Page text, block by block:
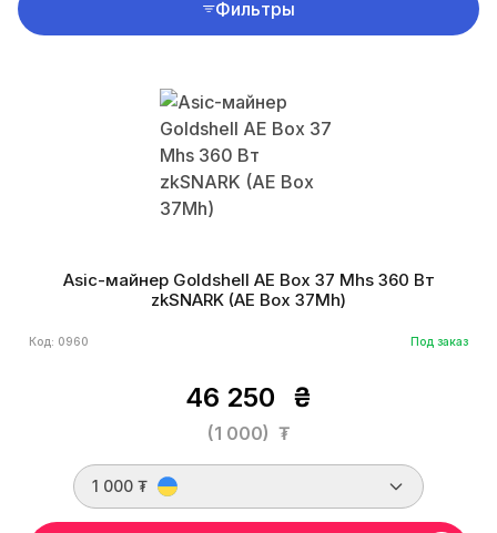
Фильтры
Asic-майнер Goldshell AE Box 37 Mhs 360 Вт
zkSNARK (AE Box 37Mh)
Код: 0960 Под заказ
46 250 ₴
(1 000) ₮
1 000 ₮